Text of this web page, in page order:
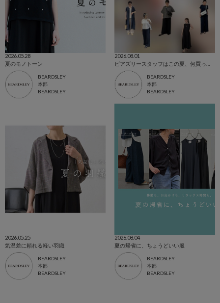
2026.05.28
夏のモノトーン
BEARDSLEY
本部
BEARDSLEY
2026.08.01
BEARDSLEY
本部
BEARDSLEY
2026.05.25
気温差に頼れる軽い羽織
BEARDSLEY
本部
BEARDSLEY
2026.08.04
夏の帰省に、ちょうどいい服
BEARDSLEY
本部
BEARDSLEY